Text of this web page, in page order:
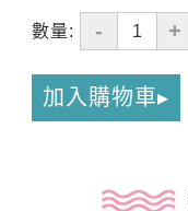
數量: - +
加入購物車